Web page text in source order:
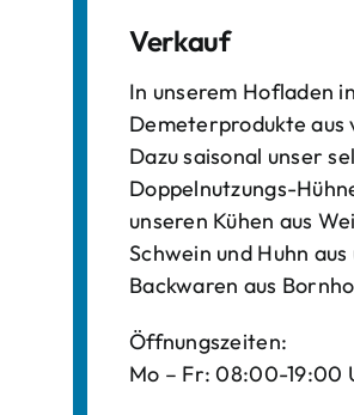
Verkauf
In unserem Hofladen
Demeterprodukte aus
Dazu saisonal unser
Doppelnutzungs-
unseren Kühen aus
Schwein und Huhn
Backwaren aus
Öffnungszeiten:
Mo – Fr: 08:00-19:00